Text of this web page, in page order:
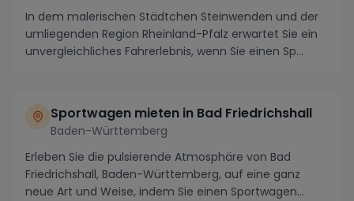
In dem malerischen Städtchen Steinwenden und der
umliegenden Region Rheinland-Pfalz erwartet Sie ein
unvergleichliches Fahrerlebnis, wenn Sie einen Sp...
Sportwagen mieten in Bad Friedrichshall
Baden-Württemberg
Erleben Sie die pulsierende Atmosphäre von Bad
Friedrichshall, Baden-Württemberg, auf eine ganz
neue Art und Weise, indem Sie einen Sportwagen